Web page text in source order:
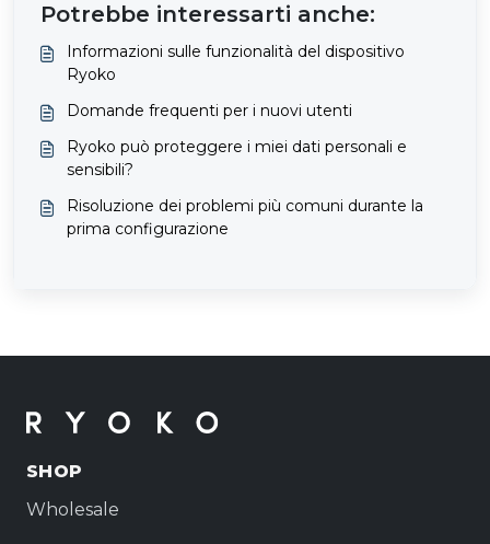
Potrebbe interessarti anche:
Informazioni sulle funzionalità del dispositivo
Ryoko
Domande frequenti per i nuovi utenti
Ryoko può proteggere i miei dati personali e
sensibili?
Risoluzione dei problemi più comuni durante la
prima configurazione
SHOP
Wholesale